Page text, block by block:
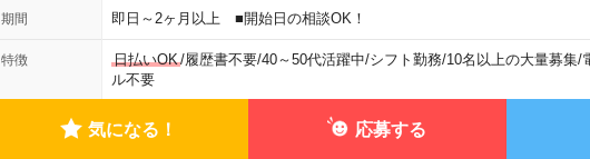
期間 即日～2ヶ月以上 ■開始日の相談OK！
特徴 日払いOK/履歴書不要/40～50代活躍中/シフト勤務/10名以上の大量募集/
ル不要
気になる！ 応募する